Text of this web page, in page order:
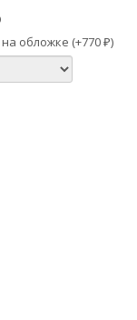
обложке (+770 ₽)